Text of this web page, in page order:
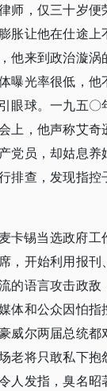
师，仅三十岁便
胀让他在仕途上
他来到政治漩涡
曝光率很低，他
眼球。一九五〇
上，他声称艾奇
党员，却姑息养
排查，发现指控
卡锡当选政府工
，开始利用报刊
的语言攻击政敌
体和公众因怕指
威尔两届总统都
老将只敢私下抱
人发指，臭名昭